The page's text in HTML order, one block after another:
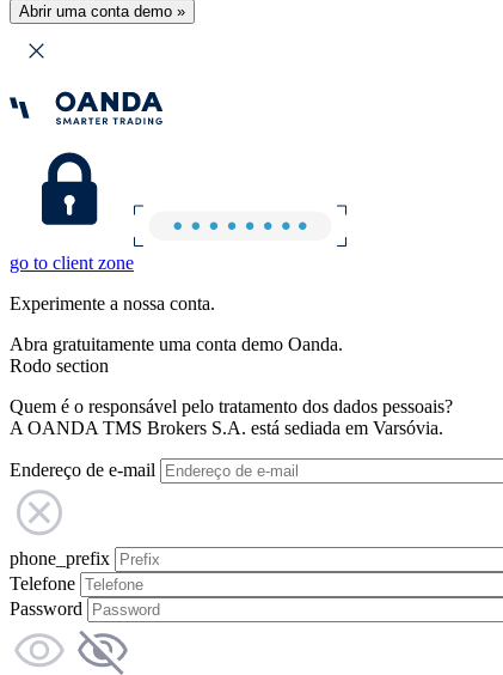
Abrir uma conta demo »
go to client zone
Experimente a nossa conta.
Abra gratuitamente uma conta demo Oanda.
Rodo section
Quem é o responsável pelo tratamento dos dados pessoais?
A OANDA TMS Brokers S.A. está sediada em Varsóvia.
Endereço de e-mail
phone_prefix
Telefone
Password